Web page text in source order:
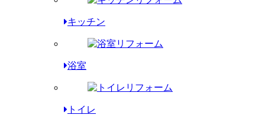
キッチン
浴室
トイレ